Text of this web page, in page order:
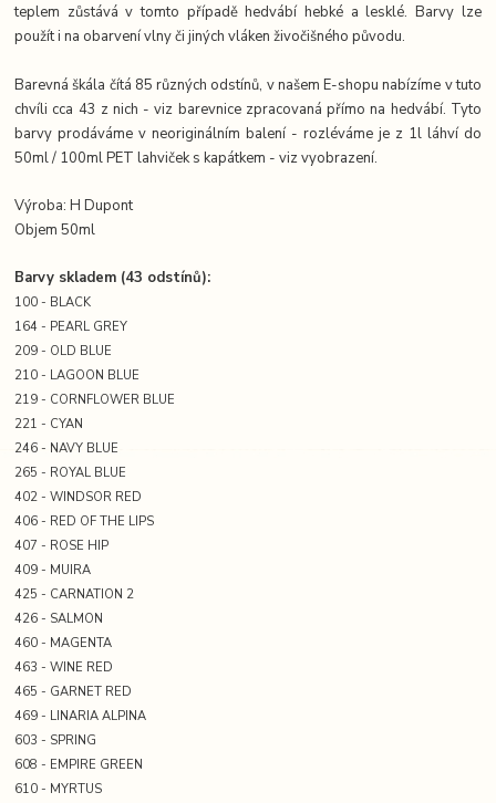
teplem zůstává v tomto případě hedvábí hebké a lesklé. Barvy lze
použít i na obarvení vlny či jiných vláken živočišného původu.
Barevná škála čítá 85 různých odstínů, v našem E-shopu nabízíme v tuto
chvíli cca 43 z nich - viz barevnice zpracovaná přímo na hedvábí. Tyto
barvy prodáváme v neoriginálním balení - rozléváme je z 1l láhví do
50ml / 100ml PET lahviček s kapátkem - viz vyobrazení.
Výroba: H Dupont
Objem 50ml
Barvy skladem (43 odstínů):
100 - BLACK
164 - PEARL GREY
209 - OLD BLUE
210 - LAGOON BLUE
219 - CORNFLOWER BLUE
221 - CYAN
246 - NAVY BLUE
265 - ROYAL BLUE
402 - WINDSOR RED
406 - RED OF THE LIPS
407 - ROSE HIP
409 - MUIRA
425 - CARNATION 2
426 - SALMON
460 - MAGENTA
463 - WINE RED
465 - GARNET RED
469 - LINARIA ALPINA
603 - SPRING
608 - EMPIRE GREEN
610 - MYRTUS